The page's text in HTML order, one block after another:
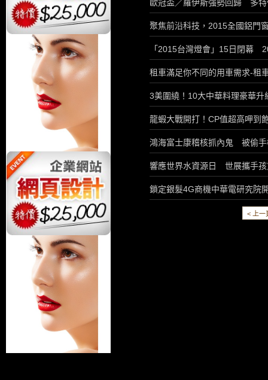
歐冠盃／羅伊斯強勢回歸 多特
聚焦前沿科技，2015全國鋁門
「2015台灣燈會」15日閉幕
租車滿足你不同的用車需求-租
3美圍繞！10大中華料理豪華
龍蝦大戰開打！CP值超高呷到
鴻海富士康稽核抓內鬼 被偷手
響應世界水資源日 世展攜手孩
鎖定銀髮4G商機中華電研究院
< 上一